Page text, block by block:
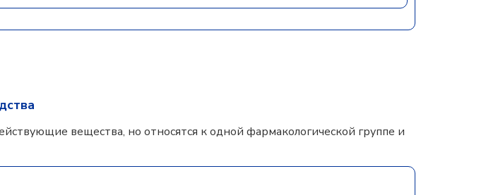
вещества, но относятся к одной фармакологической группе и